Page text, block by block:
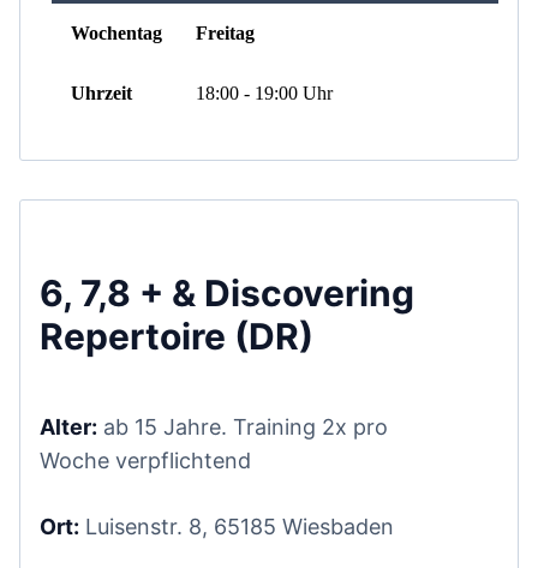
6, 7,8 + & Discovering
Repertoire (DR)
Alter: ab 15 Jahre. Training 2x pro
Woche verpflichtend
Ort: Luisenstr. 8, 65185 Wiesbaden